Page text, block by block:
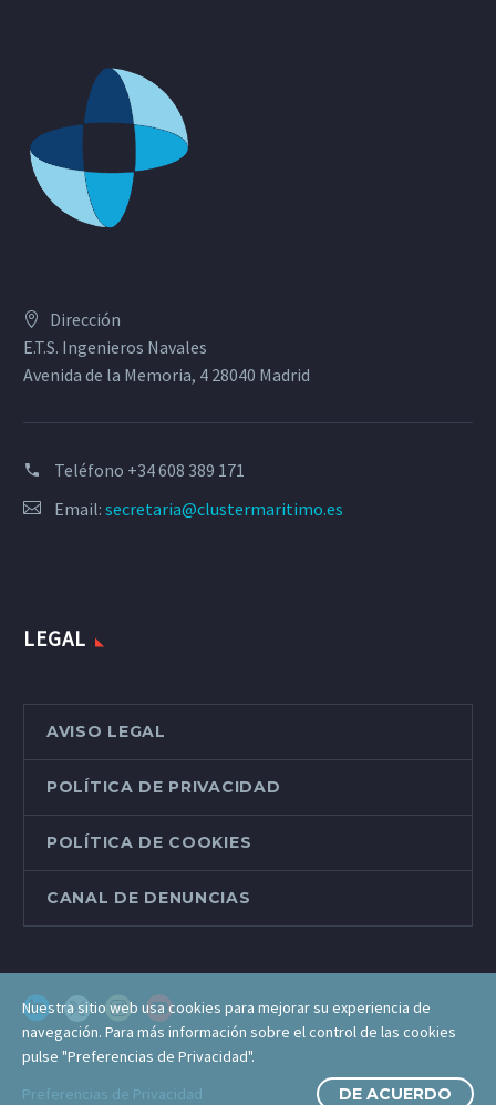
Dirección
E.T.S. Ingenieros Navales
Avenida de la Memoria, 4 28040 Madrid
Teléfono +34 608 389 171
Email: secretaria@clustermaritimo.es
LEGAL
AVISO LEGAL
POLÍTICA DE PRIVACIDAD
POLÍTICA DE COOKIES
CANAL DE DENUNCIAS
Nuestra sitio web usa cookies para mejorar su experiencia de
navegación. Para más información sobre el control de las cookies
pulse "Preferencias de Privacidad".
Preferencias de Privacidad
DE ACUERDO